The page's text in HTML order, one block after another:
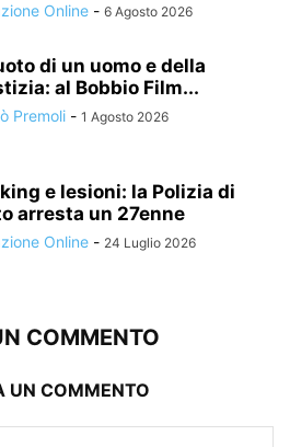
Online - 6 Agosto 2026
di un uomo e della
al Bobbio Film...
Premoli - 1 Agosto 2026
e lesioni: la Polizia di
arresta un 27enne
Online - 24 Luglio 2026
COMMENTO
UN COMMENTO